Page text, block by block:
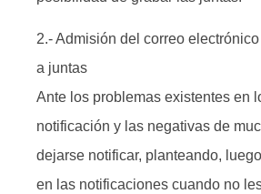
2.- Admisión del correo
a juntas
Ante los problemas existentes en
notificación y las negativas de
dejarse notificar, planteando,
en las notificaciones cuando no